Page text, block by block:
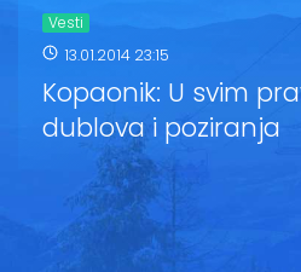
Vesti
13.01.2014 23:15
Kopaonik: U svim
dublova i poziranja